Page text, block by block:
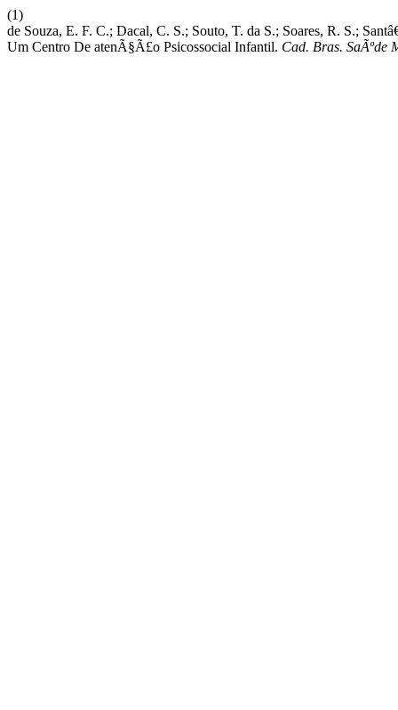
(1)
de Souza, E. F. C.; Dacal, C. S.; Souto, T. da S.; Soares, R. S.;
Um Centro De atenÃ§Ã£o Psicossocial Infantil. Cad. Bras. SaÃºde